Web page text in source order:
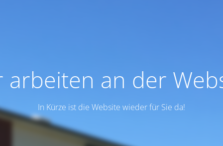
arbeiten an der
In Kürze ist die Website wieder für Sie da!